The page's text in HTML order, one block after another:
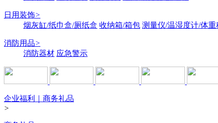
日用装饰>
烟灰缸/纸巾盒/厕纸盒 收纳箱/箱包 测量仪/温湿度计/体重
消防用品>
消防器材 应急警示
企业福利｜商务礼品
>